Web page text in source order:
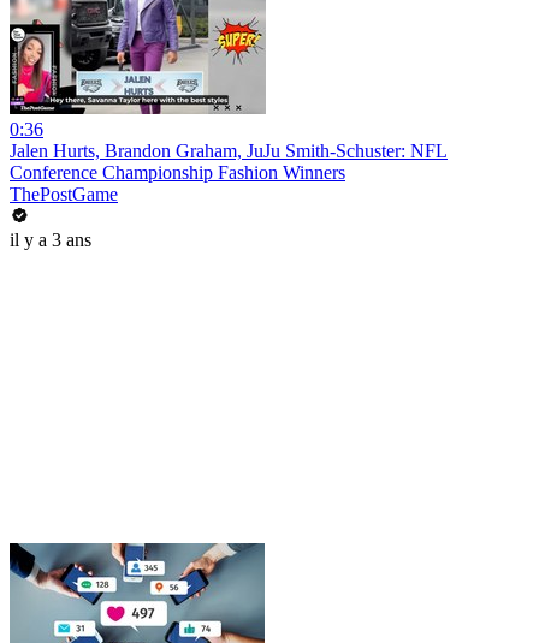
0:36
Jalen Hurts, Brandon Graham, JuJu Smith-Schuster: NFL
Conference Championship Fashion Winners
ThePostGame
il y a 3 ans